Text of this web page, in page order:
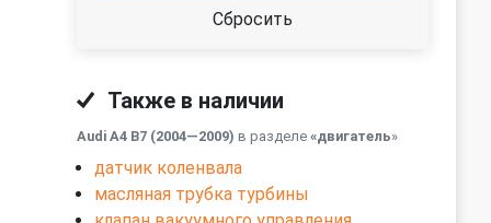
Сбросить
Также в наличии
Audi A4 B7 (2004—2009) в разделе «двигатель»
датчик коленвала
масляная трубка турбины